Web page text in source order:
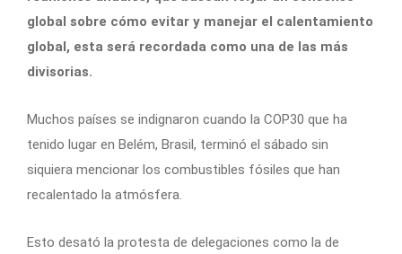
global sobre cómo evitar y manejar el calentamiento
global, esta será recordada como una de las más
divisorias.
Muchos países se indignaron cuando la COP30 que ha
tenido lugar en Belém, Brasil, terminó el sábado sin
siquiera mencionar los combustibles fósiles que han
recalentado la atmósfera.
Esto desató la protesta de delegaciones como la de